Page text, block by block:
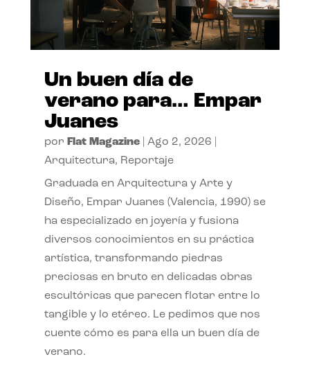
Un buen día de
verano para… Empar
Juanes
por Flat Magazine| Ago 2, 2026
Arquitectura, Reportaje
Graduada en Arquitectura y Arte y
Diseño, Empar Juanes (Valencia, 1990) se
ha especializado en joyería y fusiona
diversos conocimientos en su práctica
artística, transformando piedras
preciosas en bruto en delicadas obras
escultóricas que parecen flotar entre lo
tangible y lo etéreo. Le pedimos que nos
cuente cómo es para ella un buen día de
verano.